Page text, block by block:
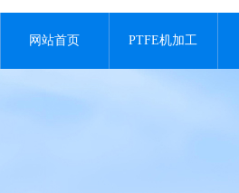
网站首页 PTFE机加工